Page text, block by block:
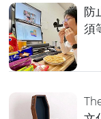
防
須